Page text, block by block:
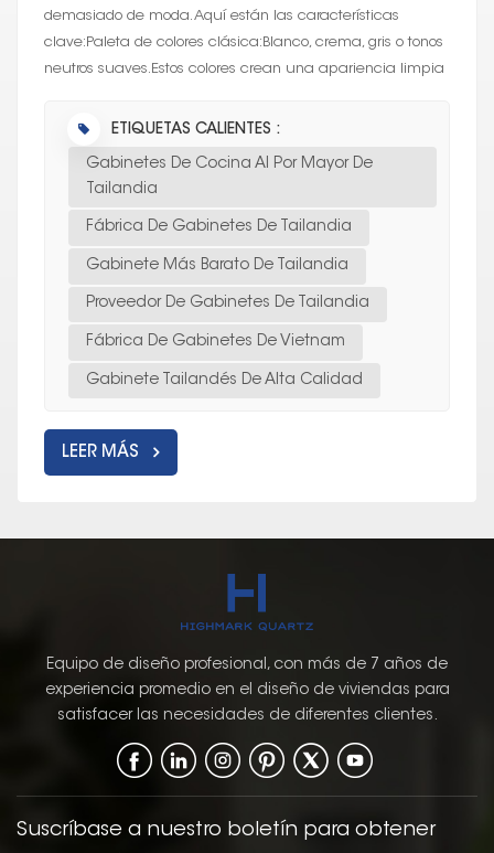
demasiado de moda. Aquí están las características
clave:Paleta de colores clásica:Blanco, crema, gris o tonos
neutros suaves.Estos colores crean una apariencia limpia
ETIQUETAS CALIENTES :
Gabinetes De Cocina Al Por Mayor De
Tailandia
Fábrica De Gabinetes De Tailandia
Gabinete Más Barato De Tailandia
Proveedor De Gabinetes De Tailandia
Fábrica De Gabinetes De Vietnam
Gabinete Tailandés De Alta Calidad
LEER MÁS
Equipo de diseño profesional, con más de 7 años de
experiencia promedio en el diseño de viviendas para
satisfacer las necesidades de diferentes clientes.
Suscríbase a nuestro boletín para obtener